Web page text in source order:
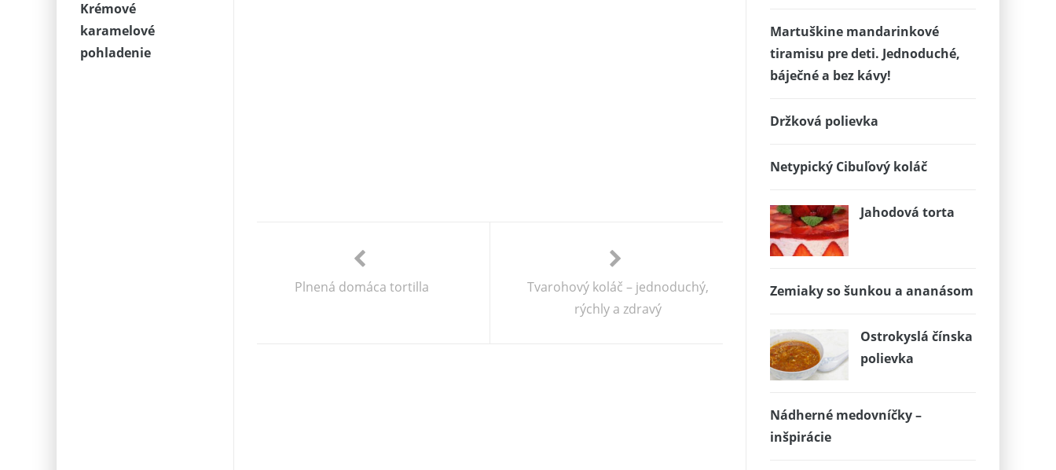
Plnená domáca tortilla
Tvarohový koláč – jednoduchý,
rýchly a zdravý
Martuškine mandarinkové
tiramisu pre deti. Jednoduché,
báječné a bez kávy!
Držková polievka
Netypický Cibuľový koláč
Jahodová torta
Zemiaky so šunkou a ananásom
Ostrokyslá čínska
polievka
Nádherné medovníčky –
inšpirácie
Krémové
karamelové
pohladenie